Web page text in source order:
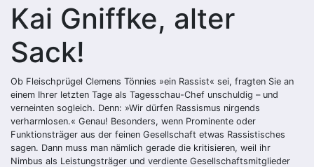
Kai Gniffke, alter
Sack!
Ob Fleischprügel Clemens Tönnies »ein Rassist« sei, fragten Sie an
einem Ihrer letzten Tage als Tagesschau-Chef unschuldig – und
verneinten sogleich. Denn: »Wir dürfen Rassismus nirgends
verharmlosen.« Genau! Besonders, wenn Prominente oder
Funktionsträger aus der feinen Gesellschaft etwas Rassistisches
sagen. Dann muss man nämlich gerade die kritisieren, weil ihr
Nimbus als Leistungsträger und verdiente Gesellschaftsmitglieder